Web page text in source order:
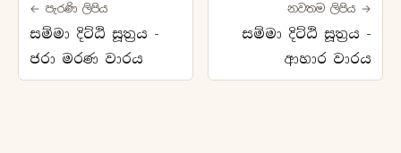
← පැරණි ලිපිය
සම්මා දිට්ඨි සූත්‍රය -
ජරා මරණ වාරය
නවතම ලිපිය →
සම්මා දිට්ඨි සූත්‍රය -
ආහාර වාරය